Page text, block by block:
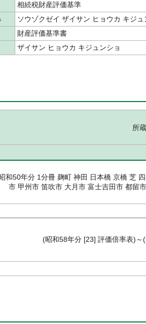
相続税財産評価基準
ソウゾクゼイ ザイサン ヒョウカ キジュ
財産評価基準書
ザイサン ヒョウカ キジュンショ
所蔵
和50年分 1分冊 麹町 神田 日本橋 京橋 芝
市 甲州市 笛吹市 大月市 富士吉田市 都留
(昭和58年分 [23] 評価倍率表)